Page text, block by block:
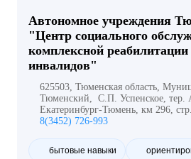
Автономное учреждения
"Центр социального
комплексной реабилитации
инвалидов"
625503, Тюменская область,
Тюменский, С.П. Успенское, тер.
Екатеринбург-Тюмень, км 296, стр.
8(3452) 726-993
бытовые навыки